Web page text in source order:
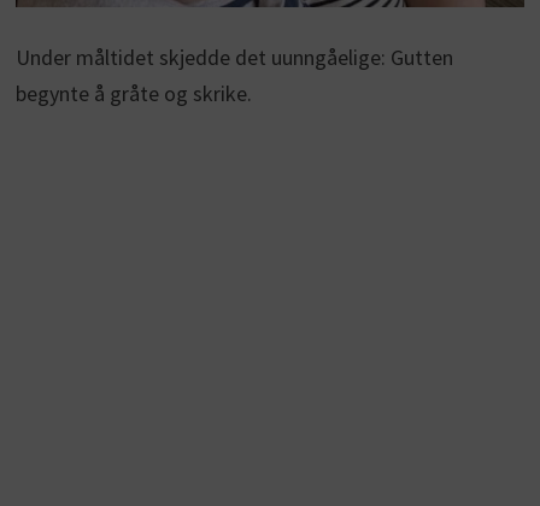
Under måltidet skjedde det uunngåelige: Gutten
begynte å gråte og skrike.